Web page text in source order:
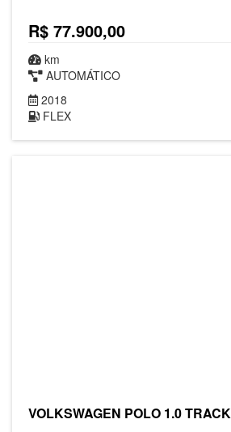
R$ 77.900,00
km
AUTOMÁTICO
2018
FLEX
VOLKSWAGEN POLO 1.0 TRACK